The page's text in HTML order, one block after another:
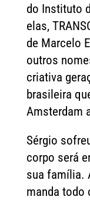
do Instituto
elas,
de Marcelo
outros
criativa
brasileira
Amsterdam
Sérgio
corpo será
sua família.
manda todo